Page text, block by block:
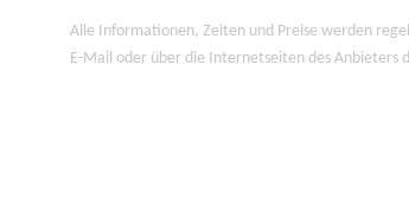
Alle Informationen, Zeiten und Preise werden
E-Mail oder über die Internetseiten des Anbieters